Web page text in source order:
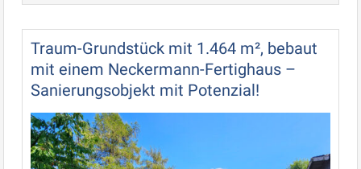
Traum-Grundstück mit 1.464 m², bebaut
mit einem Neckermann-Fertighaus –
Sanierungsobjekt mit Potenzial!